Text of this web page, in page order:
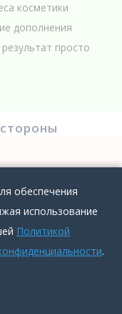
косметики
дополнения
просто
обеспечения
использование
Политикой
.